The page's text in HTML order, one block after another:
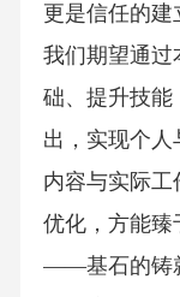
更是信任的建
我们期望通过
础、提升技能
出，实现个
内容与实际
优化，方能臻
——基石的铸